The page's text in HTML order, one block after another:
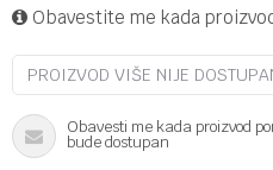
Obavestite me kada
PROIZVOD VIŠE NIJE
Obavesti me kada proizvod
bude dostupan